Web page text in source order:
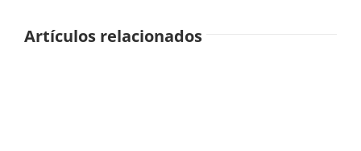
Artículos relacionados